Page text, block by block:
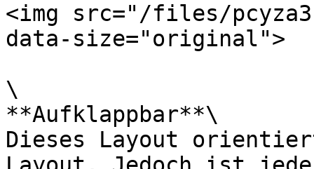
<img src="/files/
data-size="original">
\
**Aufklappbar**\
Dieses Layout